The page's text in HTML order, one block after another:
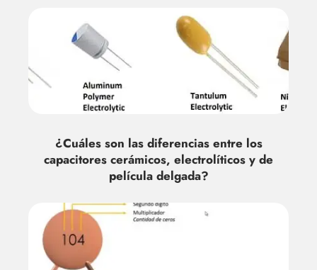
¿Cuáles son las diferencias entre los
capacitores cerámicos, electrolíticos y de
película delgada?